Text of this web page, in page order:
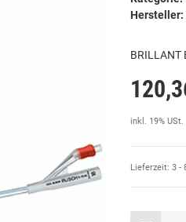
Hersteller:
BRILLANT
inkl. 19% USt.
Lieferzeit: 3 -